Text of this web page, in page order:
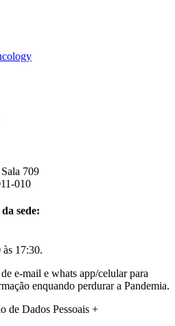
709
010
sede:
às 17:30.
e-mail e whats app/celular para
enquando perdurar a Pandemia.
de Dados Pessoais +